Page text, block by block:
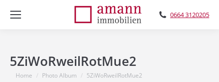
0664 3120205
5ZiWoRweilRotMue2
You are here:
Home Photo Album 5ZiWoRweilRotMue2